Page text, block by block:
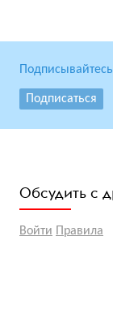
Подписаться
Обсудить с
Войти Правила